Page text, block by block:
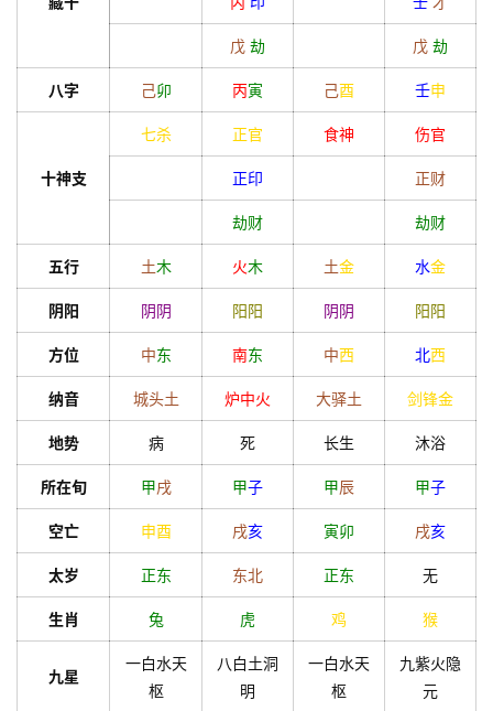
历
占
理
解
登录 注册
戊 劫 戊 劫
八字 己卯 丙寅 己酉 壬申
十神支
七杀 正官 食神 伤官
正印 正财
劫财 劫财
五行 土木 火木 土金 水金
阴阳 阴阴 阳阳 阴阴 阳阳
方位 中东 南东 中西 北西
纳音 城头土 炉中火 大驿土 剑锋金
地势 病 死 长生 沐浴
所在旬 甲戌 甲子 甲辰 甲子
空亡 申酉 戌亥 寅卯 戌亥
太岁 正东 东北 正东 无
生肖 兔 虎 鸡 猴
九星
一白水天
枢
八白土洞
明
一白水天
枢
九紫火隐
元